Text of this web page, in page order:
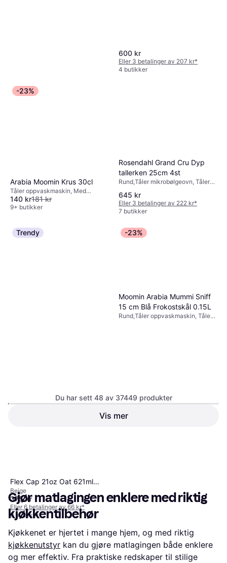
600 kr
Eller 3 betalinger av 207 kr*
4 butikker
-23%
Arabia Moomin Krus 30cl
Tåler oppvaskmaskin, Med
håndtak, Tåler mikrobølgeovn,
Tåler fryser, Ovnssikker, Porselen,
140 kr181 kr
9+ butikker
Rosendahl Grand Cru Dyp
tallerken 25cm 4st
Rund,Tåler mikrobølgeovn, Tåler
645 kr
Eller 3 betalinger av 222 kr*
7 butikker
Trendy
Flex Cap 21oz Oat 621ml
Vannflaske
Beige
375 kr
Eller 6 betalinger av 66 kr*
9 butikker
-23%
Moomin Arabia Mummi Sniff
15 cm Blå Frokostskål 0.15L
Rund,Tåler oppvaskmaskin, Tåler
Du har sett 48 av 37449 produkter
Vis mer
Gjør matlagingen enklere med riktig
kjøkkentilbehør
Kjøkkenet er hjertet i mange hjem, og med riktig
kjøkkenutstyr kan du gjøre matlagingen både enklere
og mer effektiv. Fra praktiske redskaper til stilige